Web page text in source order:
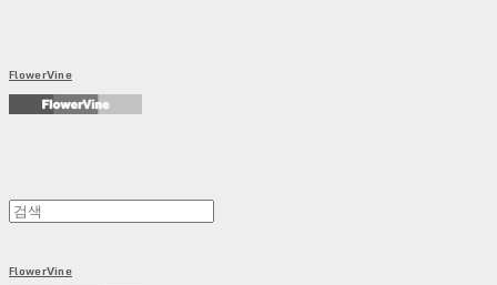
FlowerVine
FlowerVine